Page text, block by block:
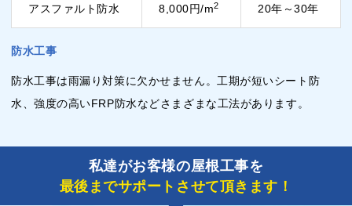
アスファルト防水 8,000円/m2 20年～30年
防水工事
防水工事は雨漏り対策に欠かせません。工期が短いシート防
水、強度の高いFRP防水などさまざまな工法があります。
私達がお客様の屋根工事を
最後までサポートさせて頂きます！